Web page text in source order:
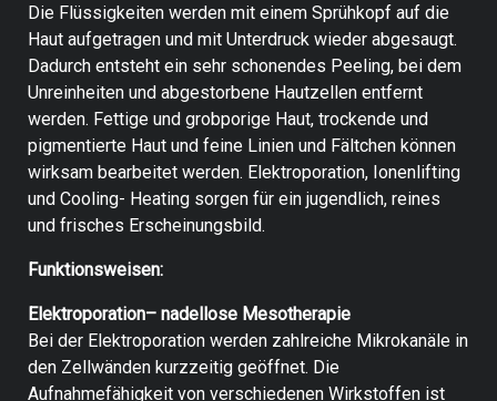
Die Flüssigkeiten werden mit einem Sprühkopf auf die
Haut aufgetragen und mit Unterdruck wieder abgesaugt.
Dadurch entsteht ein sehr schonendes Peeling, bei dem
Unreinheiten und abgestorbene Hautzellen entfernt
werden. Fettige und grobporige Haut, trockende und
pigmentierte Haut und feine Linien und Fältchen können
wirksam bearbeitet werden. Elektroporation, Ionenlifting
und Cooling- Heating sorgen für ein jugendlich, reines
und frisches Erscheinungsbild.
Funktionsweisen:
Elektroporation– nadellose Mesotherapie
Bei der Elektroporation werden zahlreiche Mikrokanäle in
den Zellwänden kurzzeitig geöffnet. Die
Aufnahmefähigkeit von verschiedenen Wirkstoffen ist